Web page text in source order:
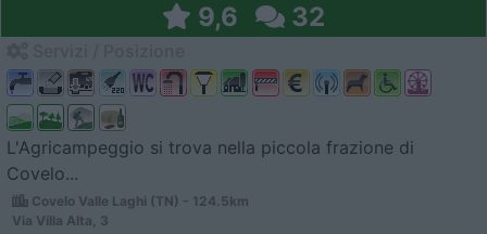
9,6 32
L'Agricampeggio si trova nella piccola frazione di
Covelo...
Covelo Valle Laghi (TN) - 124.5km
Via Villa Alta, 3